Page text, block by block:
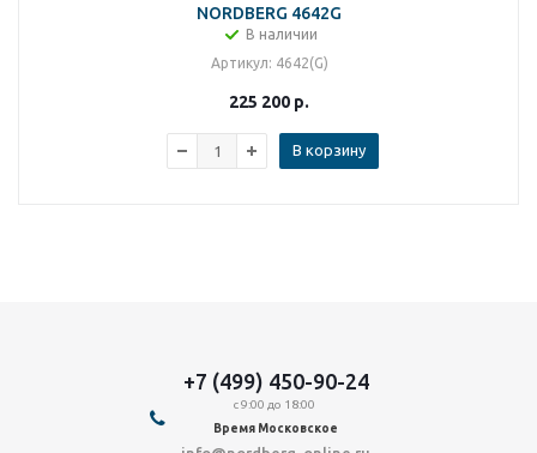
NORDBERG 4642G
В наличии
Артикул: 4642(G)
225 200 р.
В корзину
+7 (499) 450-90-24
с 9:00 до 18:00
Время Московское